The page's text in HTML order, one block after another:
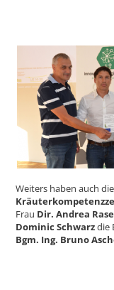
Weiters haben auch
Frau Dir. Andrea
Dominic Schwarzdie
Bgm. Ing. Bruno